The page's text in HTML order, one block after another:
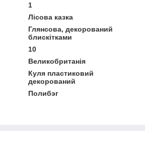
1
Лісова казка
Глянсова, декорований
блискітками
10
Великобританія
Куля пластиковий
декорований
Полибэг